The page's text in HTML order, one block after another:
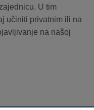
U tim
učiniti privatnim ili na
na našoj